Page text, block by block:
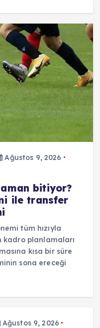
Ağustos 9, 2026
bitiyor?
ile transfer
tüm hızıyla
kadro planlamaları
kısa bir süre
sona ereceği
Ağustos 9, 2026